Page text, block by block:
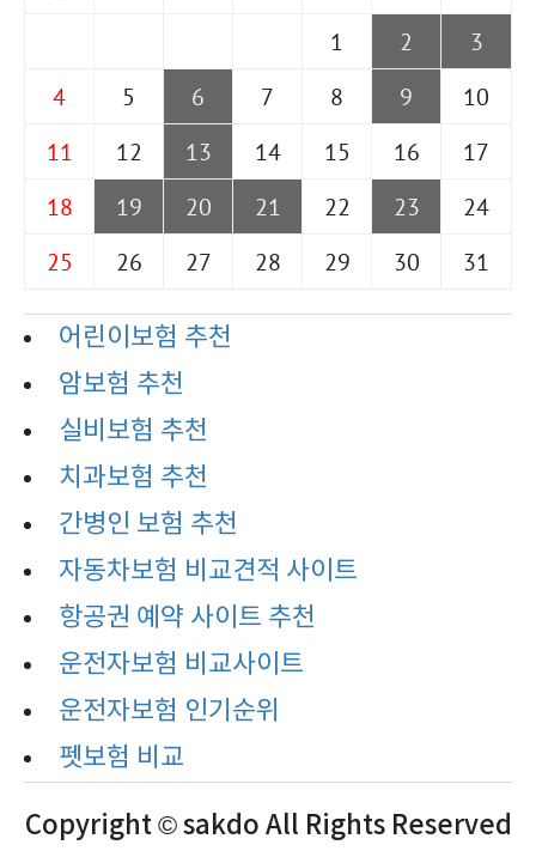
1 2
3
4
5 6 7 8 9
10
11
12 13 14 15 16
17
18
19 20 21 22 23
24
25
26 27 28 29 30 31
어린이보험 추천
암보험 추천
실비보험 추천
치과보험 추천
간병인 보험 추천
자동차보험 비교견적 사이트
항공권 예약 사이트 추천
운전자보험 비교사이트
운전자보험 인기순위
펫보험 비교
Copyright © sakdo All Rights Reserved